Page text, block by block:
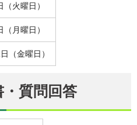
火曜日）
月曜日）
（金曜日）
質問回答